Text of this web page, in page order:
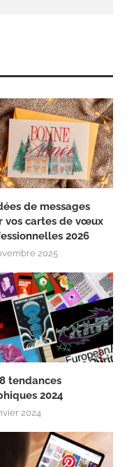
de messages
vos cartes de vœux
2026
2025
tendances
2024
2024